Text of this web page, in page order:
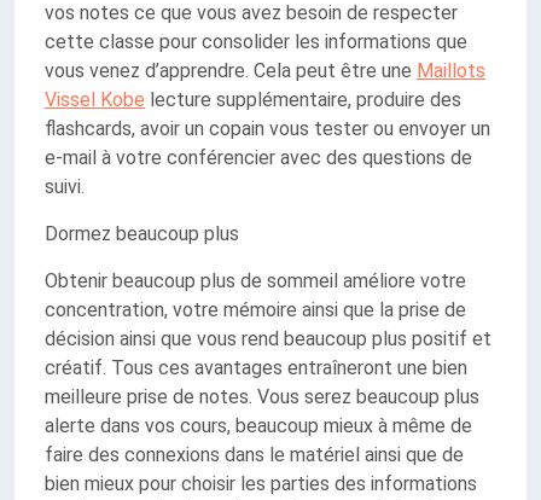
vos notes ce que vous avez besoin de respecter
cette classe pour consolider les informations que
vous venez d’apprendre. Cela peut être une Maillots
Vissel Kobe lecture supplémentaire, produire des
flashcards, avoir un copain vous tester ou envoyer un
e-mail à votre conférencier avec des questions de
suivi.
Dormez beaucoup plus
Obtenir beaucoup plus de sommeil améliore votre
concentration, votre mémoire ainsi que la prise de
décision ainsi que vous rend beaucoup plus positif et
créatif. Tous ces avantages entraîneront une bien
meilleure prise de notes. Vous serez beaucoup plus
alerte dans vos cours, beaucoup mieux à même de
faire des connexions dans le matériel ainsi que de
bien mieux pour choisir les parties des informations